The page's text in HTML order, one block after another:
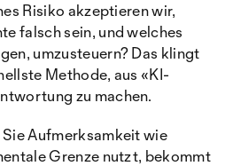
Risiko akzeptieren wir,
falsch sein, und welches
umzusteuern? Das klingt
Methode, aus «KI-
zu machen.
Aufmerksamkeit wie
Grenze nutzt, bekommt